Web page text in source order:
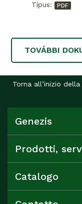
Típus:
TOVÁBBI
Torna all’inizio della
Genezis
Prodotti,
Catalogo